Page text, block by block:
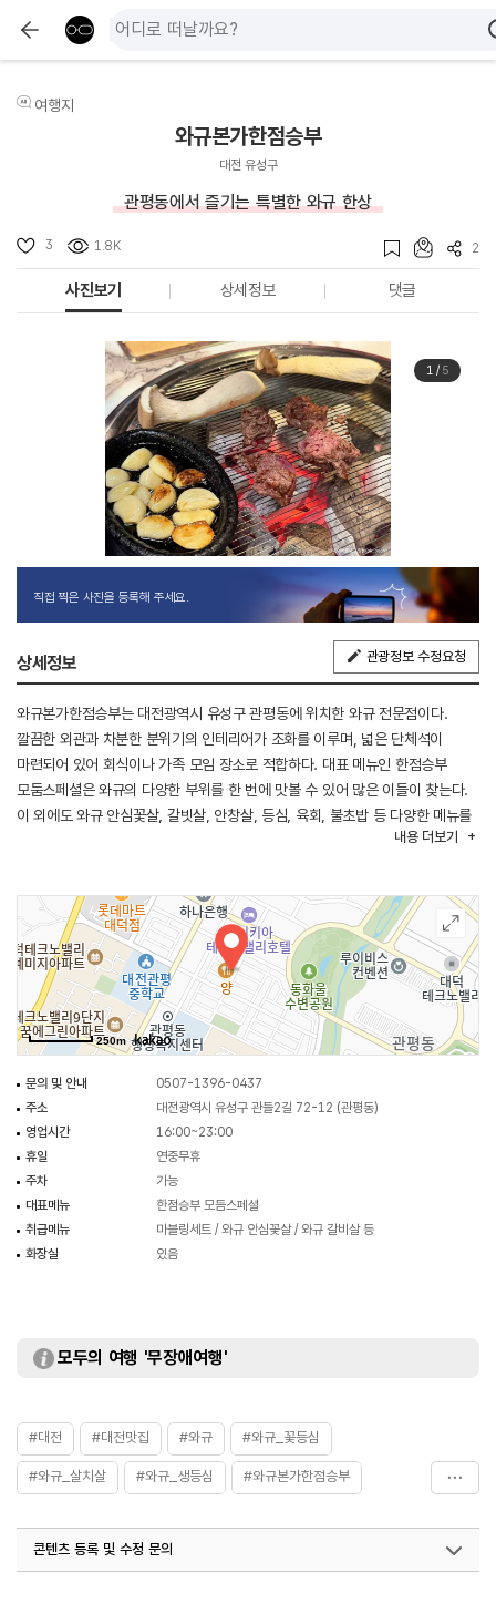
여행지
와규본가한점승부
대전 유성구
관평동에서 즐기는 특별한 와규 한상
3 1.8K 2
사진보기 상세정보 댓글
1/ 5
직접 찍은 사진을 등록해 주세요.
상세정보 관광정보 수정요청
와규본가한점승부는 대전광역시 유성구 관평동에 위치한 와규 전문점이다.
깔끔한 외관과 차분한 분위기의 인테리어가 조화를 이루며, 넓은 단체석이
마련되어 있어 회식이나 가족 모임 장소로 적합하다. 대표 메뉴인 한점승부
모둠스페셜은 와규의 다양한 부위를 한 번에 맛볼 수 있어 많은 이들이 찾는다.
이 외에도 와규 안심꽃살, 갈빗살, 안창살, 등심, 육회, 불초밥 등 다양한 메뉴를
내용 더보기
250m
문의 및 안내
0507-1396-0437
주소
대전광역시 유성구 관들2길 72-12 (관평동)
영업시간
16:00~23:00
휴일
연중무휴
주차
가능
대표메뉴
한점승부 모듬스페셜
취급메뉴
마블링세트 / 와규 안심꽃살 / 와규 갈비살 등
화장실
있음
모두의 여행 '무장애여행'
#대전 #대전맛집 #와규 #와규_꽃등심
#와규_살치살 #와규_생등심 #와규본가한점승부
콘텐츠 등록 및 수정 문의